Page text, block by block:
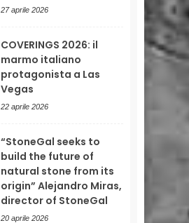
27 aprile 2026
COVERINGS 2026: il
marmo italiano
protagonista a Las
Vegas
22 aprile 2026
“StoneGal seeks to
build the future of
natural stone from its
origin” Alejandro Miras,
director of StoneGal
20 aprile 2026